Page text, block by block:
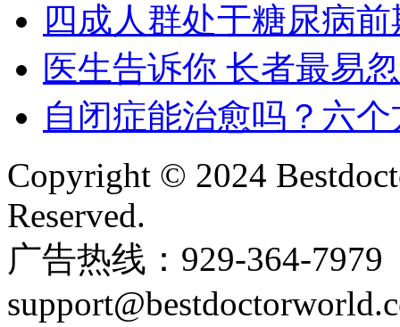
四成人群处于糖尿病
医生告诉你 长者最易
自闭症能治愈吗？六
Copyright © 2024
Reserved.
广告热线：929-364-